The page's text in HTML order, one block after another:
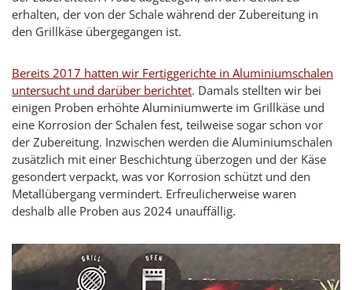
erhalten, der von der Schale während der Zubereitung in
den Grillkäse übergegangen ist.
Bereits 2017 hatten wir Fertiggerichte in Aluminiumschalen
untersucht und darüber berichtet. Damals stellten wir bei
einigen Proben erhöhte Aluminiumwerte im Grillkäse und
eine Korrosion der Schalen fest, teilweise sogar schon vor
der Zubereitung. Inzwischen werden die Aluminiumschalen
zusätzlich mit einer Beschichtung überzogen und der Käse
gesondert verpackt, was vor Korrosion schützt und den
Metallübergang vermindert. Erfreulicherweise waren
deshalb alle Proben aus 2024 unauffällig.